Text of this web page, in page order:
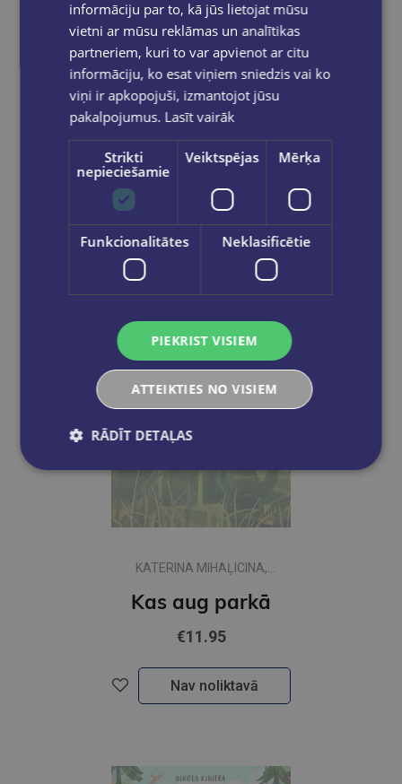
KATERINA MIHAĻICINA,
OKSANA BULA
Kas aug mežā
Nav noliktavā
KATERINA MIHAĻICINA,
Kas aug parkā
€11.95
Nav noliktavā
informāciju par to, kā jūs lietojat mūsu
vietni ar mūsu reklāmas un analītikas
partneriem, kuri to var apvienot ar citu
informāciju, ko esat viņiem sniedzis vai ko
viņi ir apkopojuši, izmantojot jūsu
pakalpojumus. Lasīt vairāk
Strikti
nepieciešamie
Veiktspējas Mērķa
Funkcionalitātes Neklasificētie
PIEKRIST VISIEM
ATTEIKTIES NO VISIEM
RĀDĪT DETAĻAS